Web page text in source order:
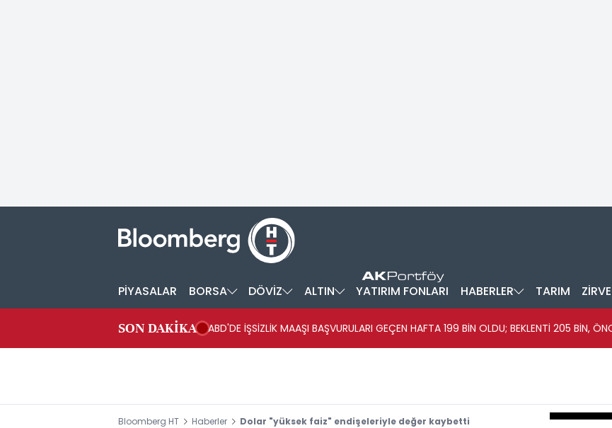
PİYASALAR BORSA DÖVİZ ALTIN YATIRIM FONLARI HABERLER TARIM ZİRVE
SON DAKİKA ABD'DE İŞSİZLİK MAAŞI BAŞVURULARI GEÇEN HAFTA 199 BİN OLDU; BEKLENTİ 205 BİN,
Bloomberg HT Haberler Dolar "yüksek faiz" endişeleriyle değer kaybetti